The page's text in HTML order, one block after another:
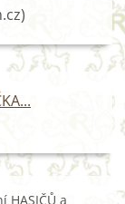
HASIČŮ a